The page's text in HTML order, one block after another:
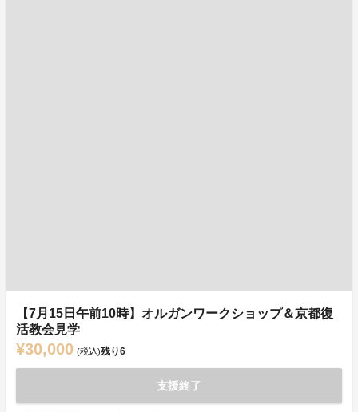
【7月15日午前10時】オルガンワークショップ＆京都復
活教会見学
¥30,000 (税込)残り6
支援終了